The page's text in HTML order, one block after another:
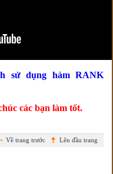
sử dụng hàm RANK
các bạn làm tốt.
Lên đầu trang
Về trang trước